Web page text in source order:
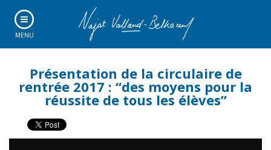
MENU
Présentation de la circulaire de
rentrée 2017 : “des moyens pour la
réussite de tous les élèves”